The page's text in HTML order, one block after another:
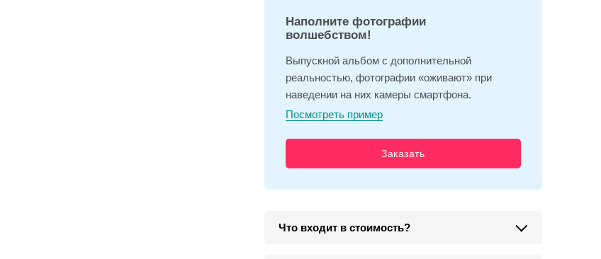
Наполните фотографии
волшебством!
Выпускной альбом с дополнительной
реальностью, фотографии «оживают» при
наведении на них камеры смартфона.
Посмотреть пример
Заказать
Что входит в стоимость?